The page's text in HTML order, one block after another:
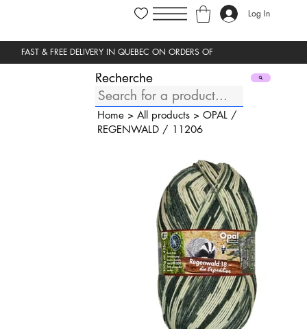
Log In
Recherche
Home> All products> OPAL /
REGENWALD / 11206